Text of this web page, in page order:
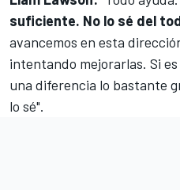
suficiente. No lo sé del
avancemos en esta
intentando mejorarlas. Si
una diferencia lo bastante
lo sé".